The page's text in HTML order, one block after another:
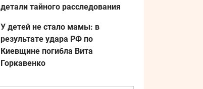
детали тайного расследования
У детей не стало мамы: в
результате удара РФ по
Киевщине погибла Вита
Горкавенко